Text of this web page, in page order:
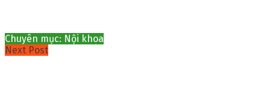
Chuyên mục: Nội khoa
Next Post